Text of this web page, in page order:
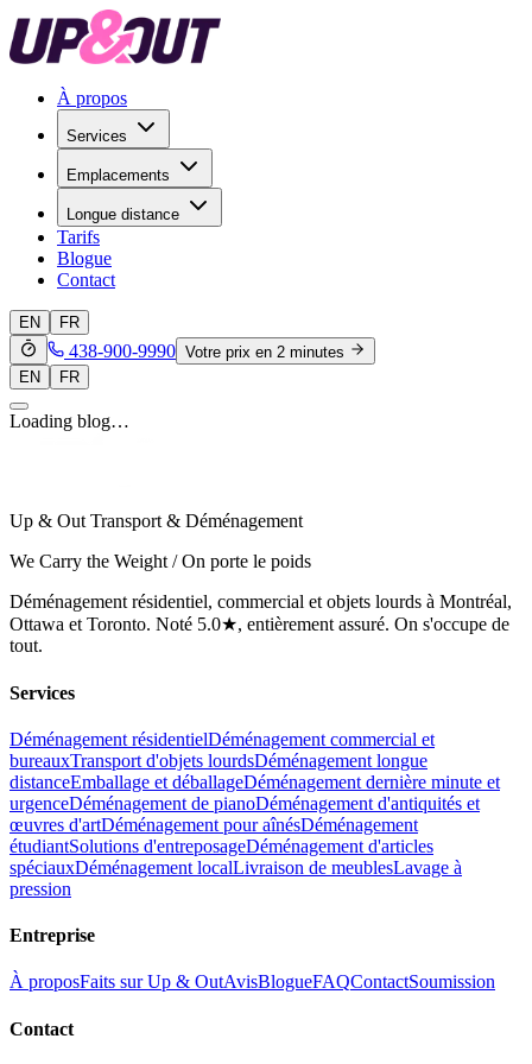
À propos
Services
Emplacements
Longue distance
Tarifs
Blogue
Contact
EN FR
438-900-9990 Votre prix en 2 minutes
EN
FR
Loading blog…
Up & Out Transport & Déménagement
We Carry the Weight / On porte le poids
Déménagement résidentiel, commercial et objets lourds à Montréal,
Ottawa et Toronto. Noté 5.0★, entièrement assuré. On s'occupe de
tout.
Services
Déménagement résidentielDéménagement commercial et
bureauxTransport d'objets lourdsDéménagement longue
distanceEmballage et déballageDéménagement dernière minute et
urgenceDéménagement de pianoDéménagement d'antiquités et
œuvres d'artDéménagement pour aînésDéménagement
étudiantSolutions d'entreposageDéménagement d'articles
spéciauxDéménagement localLivraison de meublesLavage à
pression
Entreprise
À proposFaits sur Up & OutAvisBlogueFAQContactSoumission
Contact